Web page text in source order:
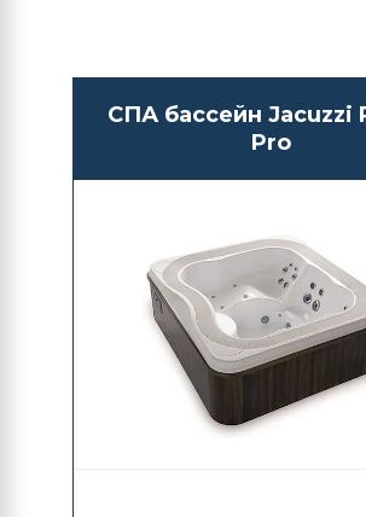
СПА бассейн Jacuzzi
Pro